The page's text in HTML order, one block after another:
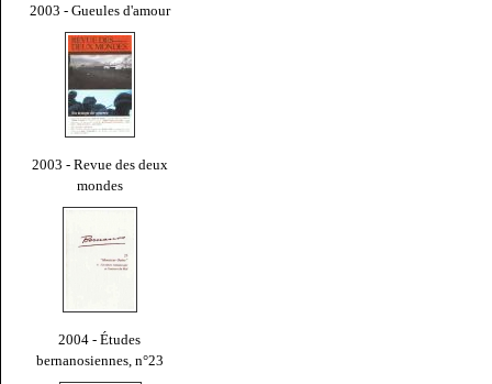
2003 - Gueules d'amour
2003 - Revue des deux
mondes
2004 - Études
bernanosiennes, n°23